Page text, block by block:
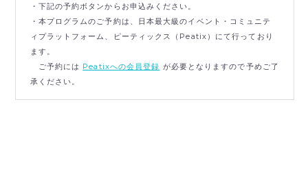
・下記の予約ボタンからお申込みください。
・本プログラムのご予約は、日本最大級のイベント・コミュニテ
ィプラットフォーム、ピーティックス（Peatix）にて行っており
ます。
ご予約には Peatixへの会員登録 が必要となりますので予めご了
承ください。